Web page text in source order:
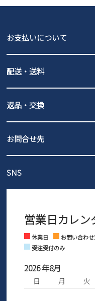
GAP
瞬足
お支払いについて
PayPay（オンライン決済）
配送・送料
北海道・本州・四国・九州
3,980円（税込）以上お買い
発送日・送料詳細については
ご利用ください。
全国一律…220円（税込）
発送日・送料詳細について
ご利用ください。
返品・交換
の片道無料サービスを実施
ントとしても安心してご利
さい。
お問合せ先
営業時間：11時～17時
※土日祝はお問い合わせ窓
SNS
Facebook Instagram
営業日カレン
休業日
お問い合わ
受注受付のみ
2026 年8月
日 月 火